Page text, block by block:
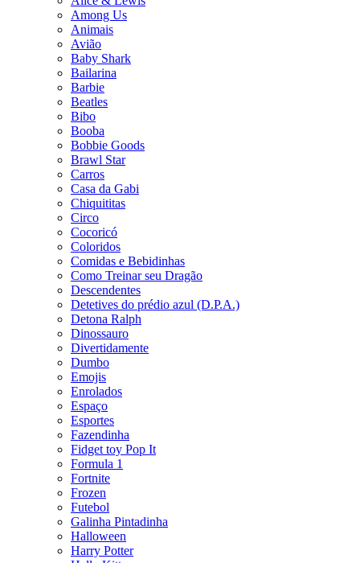
Among Us
Animais
Avião
Baby Shark
Bailarina
Barbie
Beatles
Bibo
Booba
Bobbie Goods
Brawl Star
Carros
Casa da Gabi
Chiquititas
Circo
Cocoricó
Coloridos
Comidas e Bebidinhas
Como Treinar seu Dragão
Descendentes
Detetives do prédio azul (D.P.A.)
Detona Ralph
Dinossauro
Divertidamente
Dumbo
Emojis
Enrolados
Espaço
Esportes
Fazendinha
Fidget toy Pop It
Formula 1
Fortnite
Frozen
Futebol
Galinha Pintadinha
Halloween
Harry Potter